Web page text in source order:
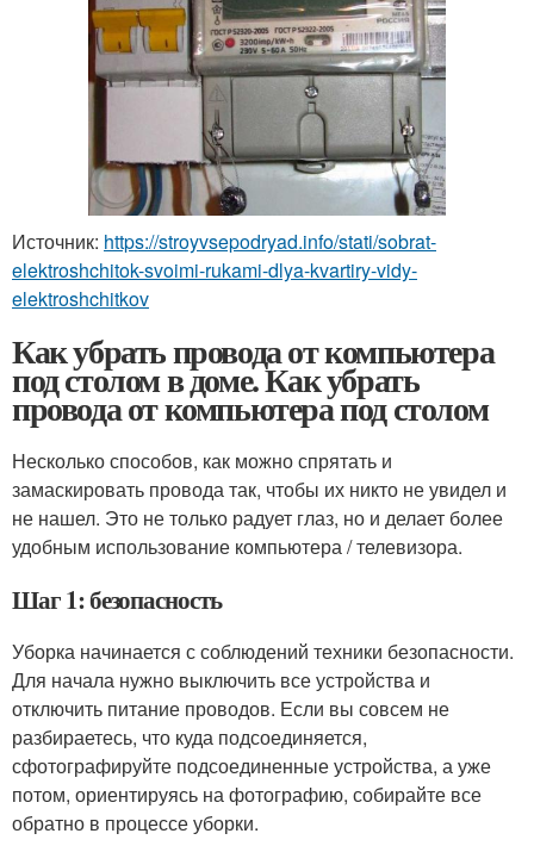
Источник: https://stroyvsepodryad.info/stati/sobrat-
elektroshchitok-svoimi-rukami-dlya-kvartiry-vidy-
elektroshchitkov
Как убрать провода от компьютера
под столом в доме. Как убрать
провода от компьютера под столом
Несколько способов, как можно спрятать и
замаскировать провода так, чтобы их никто не увидел и
не нашел. Это не только радует глаз, но и делает более
удобным использование компьютера / телевизора.
Шаг 1: безопасность
Уборка начинается с соблюдений техники безопасности.
Для начала нужно выключить все устройства и
отключить питание проводов. Если вы совсем не
разбираетесь, что куда подсоединяется,
сфотографируйте подсоединенные устройства, а уже
потом, ориентируясь на фотографию, собирайте все
обратно в процессе уборки.